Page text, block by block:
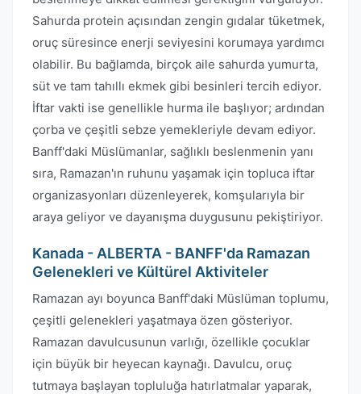
Sahurda protein açısından zengin gıdalar tüketmek,
oruç süresince enerji seviyesini korumaya yardımcı
olabilir. Bu bağlamda, birçok aile sahurda yumurta,
süt ve tam tahıllı ekmek gibi besinleri tercih ediyor.
İftar vakti ise genellikle hurma ile başlıyor; ardından
çorba ve çeşitli sebze yemekleriyle devam ediyor.
Banff'daki Müslümanlar, sağlıklı beslenmenin yanı
sıra, Ramazan'ın ruhunu yaşamak için topluca iftar
organizasyonları düzenleyerek, komşularıyla bir
araya geliyor ve dayanışma duygusunu pekiştiriyor.
Kanada - ALBERTA - BANFF'da Ramazan
Gelenekleri ve Kültürel Aktiviteler
Ramazan ayı boyunca Banff'daki Müslüman toplumu,
çeşitli gelenekleri yaşatmaya özen gösteriyor.
Ramazan davulcusunun varlığı, özellikle çocuklar
için büyük bir heyecan kaynağı. Davulcu, oruç
tutmaya başlayan topluluğa hatırlatmalar yaparak,